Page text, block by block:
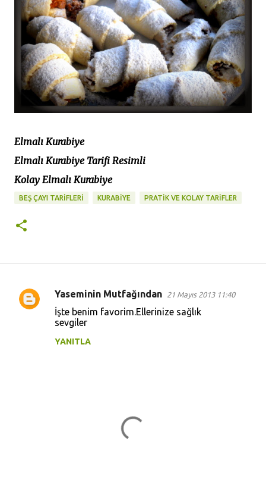
Elmalı Kurabiye
Elmalı Kurabiye Tarifi Resimli
Kolay Elmalı Kurabiye
BEŞ ÇAYI TARİFLERİ KURABİYE PRATİK VE KOLAY TARİFLER
Y
Yaseminin Mutfağından 21 Mayıs 2013 11:40
İşte benim favorim.Ellerinize sağlık
sevgiler
YANITLA